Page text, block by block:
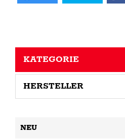
KATEGORIE
HERSTELLER
NEU